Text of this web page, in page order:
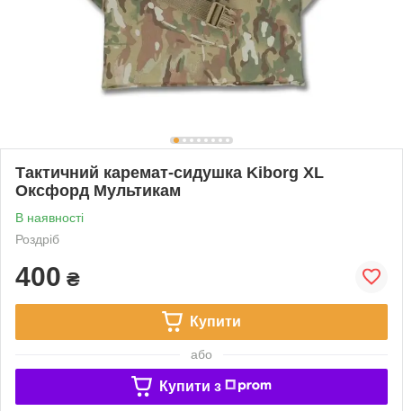
Тактичний каремат-сидушка Kiborg XL
Оксфорд Мультикам
В наявності
Роздріб
400 ₴
Купити
або
Купити з